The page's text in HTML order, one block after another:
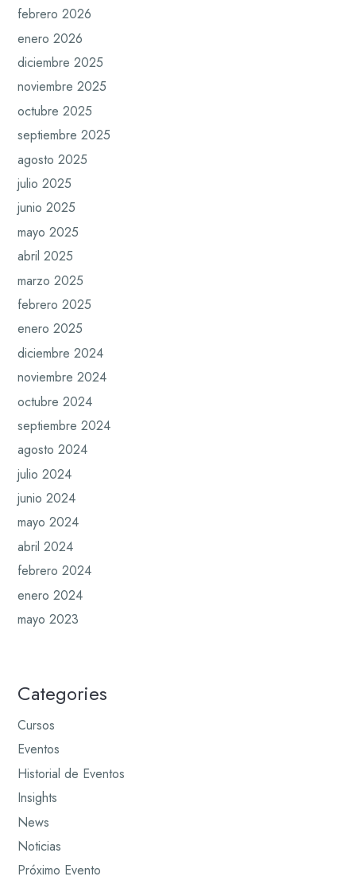
febrero 2026
enero 2026
diciembre 2025
noviembre 2025
octubre 2025
septiembre 2025
agosto 2025
julio 2025
junio 2025
mayo 2025
abril 2025
marzo 2025
febrero 2025
enero 2025
diciembre 2024
noviembre 2024
octubre 2024
septiembre 2024
agosto 2024
julio 2024
junio 2024
mayo 2024
abril 2024
febrero 2024
enero 2024
mayo 2023
Categories
Cursos
Eventos
Historial de Eventos
Insights
News
Noticias
Próximo Evento